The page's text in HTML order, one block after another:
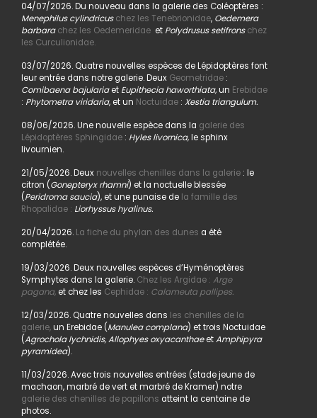
04/07/2026. Du nouveau dans la galerie des Coléoptères :
Menephilus cylindricus chez les Tenebrionidae,Oedemera
barbara chez les Oedemeridaeet Polydrusus setifrons chez
les Curculionidae.
03/07/2026. Quatre nouvelles espèces de Lépidoptères font
leur entrée dans notre galerie. Deux Geometridae:
Comibaena bajulariaet Eupithecia haworthiata,un Erebidae
: Phytometra viridaria, et un Noctuidae: Xestia triangulum.
08/06/2026. Une nouvelle espèce dans la galerie des
Lépidoptères Sphingidae: Hyles livornica,le sphinx
livournien.
21/05/2026. Deux nouvelles chenilles dans la galerie : le
citron (Gonepteryx rhamni) et la noctuelle blessée
(Peridroma saucia), et une punaise dela famille des
Rhopalidae : Liorhyssus hyalinus.
20/04/2026. La fiche du phylan des dunes a été
complétée.
19/03/2026. Deux nouvelles espèces d’Hyménoptères
Symphytes dans la galerie. Chez les Argidae : Arge
pagana,et chez les Cephidae : Calameuta pallipes.
12/03/2026. Quatre nouvelles dans les chenilles de la
galerie,un Erebidae (Manulea complana) et trois Noctuidae
(Agrochola lychnidis, Allophyes oxyacanthaeetAmphipyra
pyramidea).
11/03/2026. Avec trois nouvelles entrées (stade jeune de
machaon, marbré de vert et marbré de Kramer) notre
galerie des chenilles de papillons atteint la centaine de
photos.